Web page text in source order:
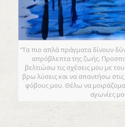
‘’Τα πιο απλά πράγματα δίνουν
απρόβλεπτα της ζωής.
βελτιώσω τις σχέσεις μου με
βρω λύσεις και να απαντήσω
φόβους μου. Θέλω να μοιράζομαι
αγωνίες